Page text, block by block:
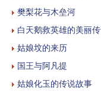
樊梨花与木垒河
白天鹅救英雄的美丽
姑娘坟的来历
国王与阿凡提
姑娘化玉的传说故事